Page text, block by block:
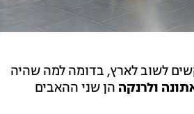
בחו"ל ומבקשים לשוב לארץ, בדומה למה שהיה
ולרנקה הן שני ההאבים